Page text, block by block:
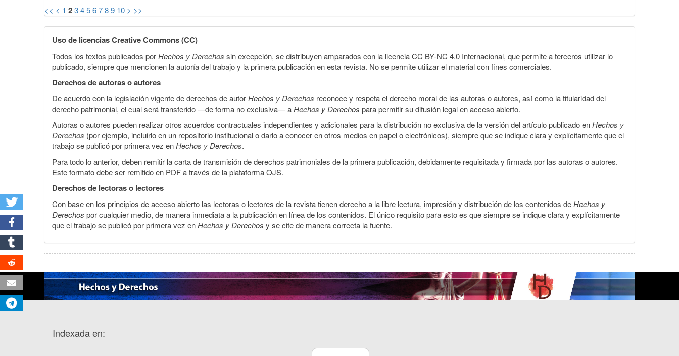
<< < 1 23456789 10 > >>
Uso de licencias Creative Commons (CC)
Todos los textos publicados porHechos y Derechos sin excepción, se distribuyen amparados con la licencia CC BY-NC 4.0 Internacional, que permite a terceros utilizar lo
publicado, siempre que mencionen la autoría del trabajo y la primera publicación en esta revista. No se permite utilizar el material con fines comerciales.
Derechos de autoras o autores
De acuerdo con la legislación vigente de derechos de autorHechos y Derechos reconoce y respeta el derecho moral de las autoras o autores, así como la titularidad del
derecho patrimonial, el cual será transferido —de forma no exclusiva— aHechos y Derechos para permitir su difusión legal en acceso abierto.
Autoras o autores pueden realizar otros acuerdos contractuales independientes y adicionales para la distribución no exclusiva de la versión del artículo publicado enHechos y
Derechos (por ejemplo, incluirlo en un repositorio institucional o darlo a conocer en otros medios en papel o electrónicos), siempre que se indique clara y explícitamente que el
trabajo se publicó por primera vez enHechos y Derechos.
Para todo lo anterior, deben remitir la carta de transmisión de derechos patrimoniales de la primera publicación, debidamente requisitada y firmada por las autoras o autores.
Este formato debe ser remitido en PDF a través de la plataforma OJS.
Derechos de lectoras o lectores
Con base en los principios de acceso abierto las lectoras o lectores de la revista tienen derecho a la libre lectura, impresión y distribución de los contenidos deHechos y
Derechos por cualquier medio, de manera inmediata a la publicación en línea de los contenidos. El único requisito para esto es que siempre se indique clara y explícitamente
que el trabajo se publicó por primera vez enHechos y Derechos y se cite de manera correcta la fuente.
Indexada en: